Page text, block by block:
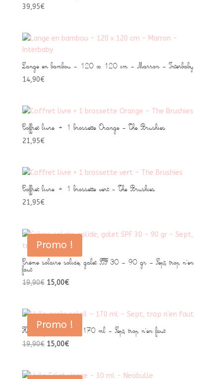
39,95€
Lange en bambou – 120 x 120 cm – Marron – Interbaby
14,90€
Coffret livre + 1 brossette Orange – The Brushies
21,95€
Coffret livre + 1 brossette vert – The Brushies
21,95€
Promo !
Crème solaire solide, galet SPF 30 – 90 gr – Sept, trop n’en
faut
19,90€ Le
était :
19,90€.
15,00€Le
est :
15,00€.
Promo !
Huile après soleil – 170 ml – Sept, trop n’en faut
19,90€ Le
15,00€Le